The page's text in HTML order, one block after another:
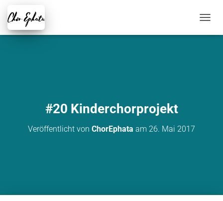
#20 Kinderchorprojekt
Veröffentlicht von ChorEphata am 26. Mai 2017